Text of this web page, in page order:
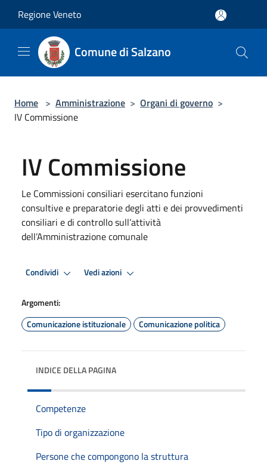
Regione Veneto
Comune di Salzano
Home > Amministrazione > Organi di governo >
IV Commissione
IV Commissione
Le Commissioni consiliari esercitano funzioni
consultive e preparatorie degli atti e dei provvedimenti
consiliari e di controllo sull’attività
dell’Amministrazione comunale
Condividi Vedi azioni
Argomenti:
Comunicazione istituzionale
Comunicazione politica
INDICE DELLA PAGINA
Competenze
Tipo di organizzazione
Persone che compongono la struttura